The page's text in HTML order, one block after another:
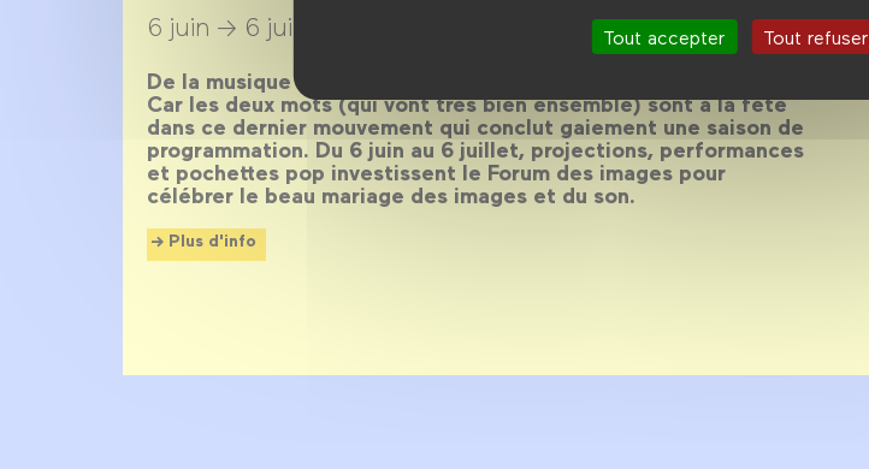
Tout accepter Tout refuser
6 juin → 6 juillet 2018
De la musique avant toute chose. Oui, mais aussi du cinéma !
Car les deux mots (qui vont très bien ensemble) sont à la fête
dans ce dernier mouvement qui conclut gaiement une saison de
programmation. Du 6 juin au 6 juillet, projections, performances
et pochettes pop investissent le Forum des images pour
célébrer le beau mariage des images et du son.
Plus d'info